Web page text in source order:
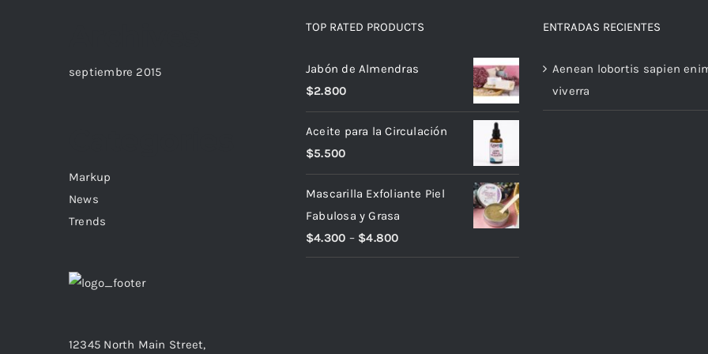
septiembre 2015
Markup
News
Trends
12345 North Main Street,
TOP RATED PRODUCTS
Jabón de Almendras
$2.800
Aceite para la Circulación
$5.500
Mascarilla Exfoliante Piel
Fabulosa y Grasa
$4.300 – $4.800
ENTRADAS RECIENTES
Aenean lobortis sapien
viverra